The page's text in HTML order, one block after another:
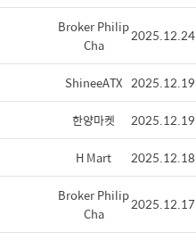
Broker Philip
Cha
2025.12.24
ShineeATX 2025.12.19
한양마켓 2025.12.19
H Mart 2025.12.18
Broker Philip
Cha
2025.12.17